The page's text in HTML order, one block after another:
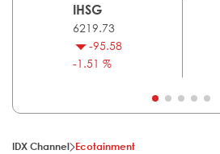
IHSG
6219.73
-95.58
-1.51 %
IDX Channel Ecotainment